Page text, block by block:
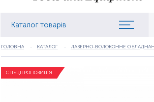
Каталог товарів
ГОЛОВНА КАТАЛОГ ЛАЗЕРНО-ВОЛОКОННЕ
СПЕЦПРОПОЗИЦІЯ